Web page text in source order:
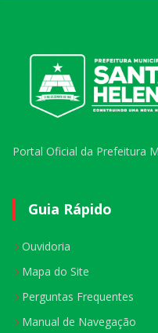
Portal Oficial da Prefeitura
Guia Rápido
Ouvidoria
Mapa do Site
Perguntas Frequentes
Manual de Navegação